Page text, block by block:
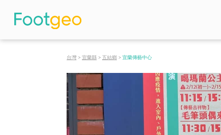
台灣 > 宜蘭縣 > 五結鄉 > 宜蘭傳藝中心